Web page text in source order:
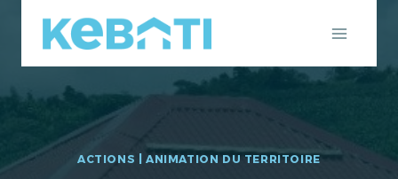
contenu
ACTIONS |ANIMATION DU TERRITOIRE